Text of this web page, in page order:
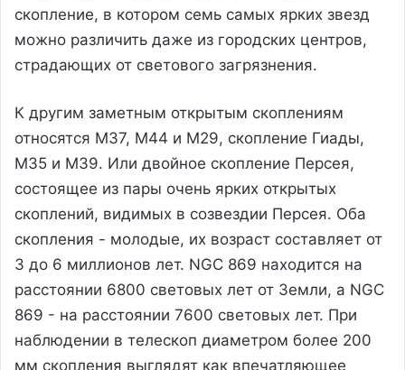
скопление, в котором семь самых ярких звезд
можно различить даже из городских центров,
страдающих от светового загрязнения.
К другим заметным открытым скоплениям
относятся М37, М44 и М29, скопление Гиады,
М35 и М39. Или двойное скопление Персея,
состоящее из пары очень ярких открытых
скоплений, видимых в созвездии Персея. Оба
скопления - молодые, их возраст составляет от
3 до 6 миллионов лет. NGC 869 находится на
расстоянии 6800 световых лет от Земли, а NGC
869 - на расстоянии 7600 световых лет. При
наблюдении в телескоп диаметром более 200
мм скопления выглядят как впечатляющее